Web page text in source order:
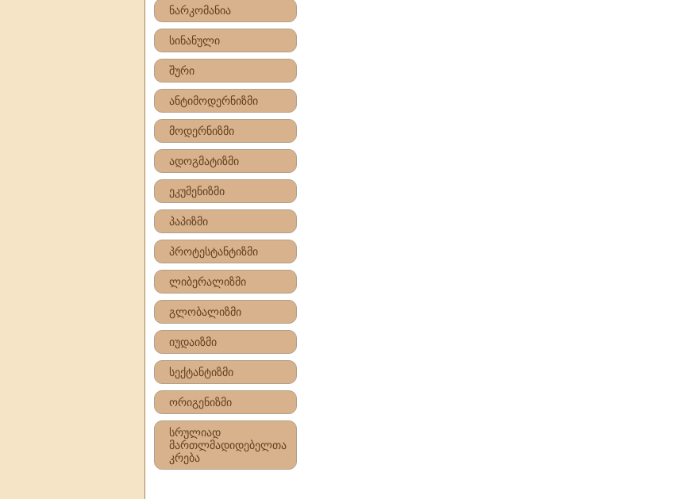
ნარკომანია
სინანული
შური
ანტიმოდერნიზმი
მოდერნიზმი
ადოგმატიზმი
ეკუმენიზმი
პაპიზმი
პროტესტანტიზმი
ლიბერალიზმი
გლობალიზმი
იუდაიზმი
სექტანტიზმი
ორიგენიზმი
სრულიად
მართლმადიდებელთა
კრება